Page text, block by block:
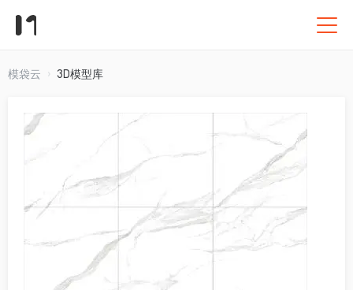
模袋云 3D模型库